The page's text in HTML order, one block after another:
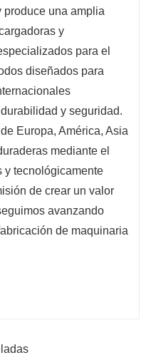
una amplia
y
para el
diseñados para
y seguridad.
Europa, América, Asia
mediante el
y tecnológicamente
de crear un valor
avanzando
de maquinaria